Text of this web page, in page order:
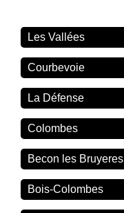
Les Vallées
Courbevoie
La Défense
Colombes
Becon les Bruyeres
Bois-Colombes